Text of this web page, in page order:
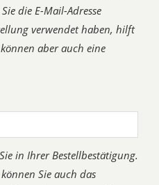
die E-Mail-Adresse
verwendet haben, hilft
aber auch eine
in Ihrer Bestellbestätigung.
Sie auch das